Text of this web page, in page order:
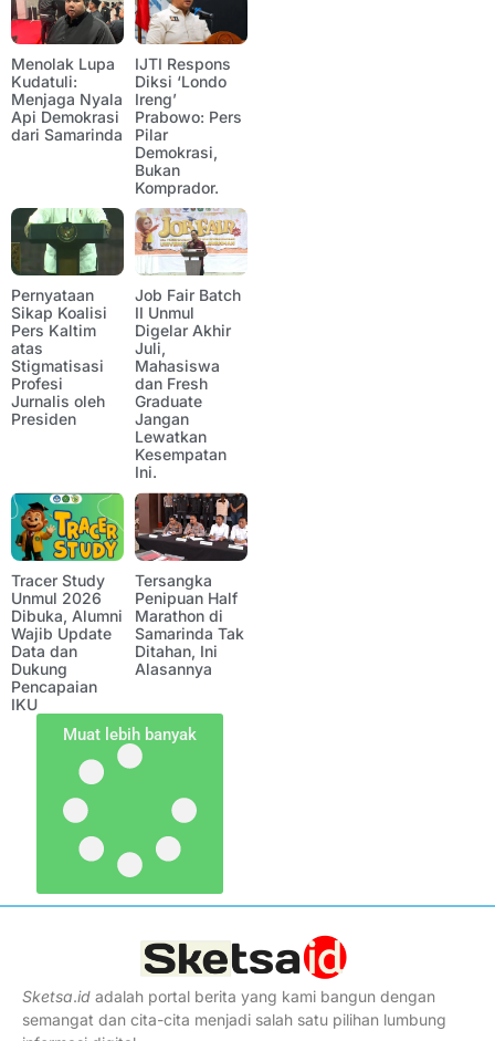
Menolak Lupa
Kudatuli:
Menjaga Nyala
Api Demokrasi
dari Samarinda
IJTI Respons
Diksi ‘Londo
Ireng’
Prabowo: Pers
Pilar
Demokrasi,
Bukan
Komprador.
Pernyataan
Sikap Koalisi
Pers Kaltim
atas
Stigmatisasi
Profesi
Jurnalis oleh
Presiden
Job Fair Batch
II Unmul
Digelar Akhir
Juli,
Mahasiswa
dan Fresh
Graduate
Jangan
Lewatkan
Kesempatan
Ini.
Tracer Study
Unmul 2026
Dibuka, Alumni
Wajib Update
Data dan
Dukung
Pencapaian
IKU
Tersangka
Penipuan Half
Marathon di
Samarinda Tak
Ditahan, Ini
Alasannya
Muat lebih banyak
Sketsa.id adalah portal berita yang kami bangun dengan
semangat dan cita-cita menjadi salah satu pilihan lumbung